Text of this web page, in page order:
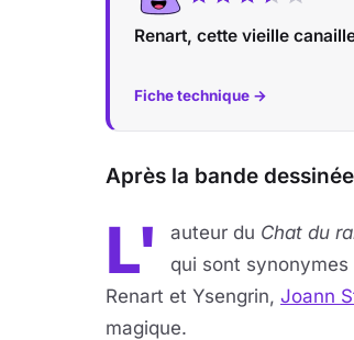
Renart, cette vieille
Fiche technique →
Après la bande
L' auteur du Chat du
qui sont
Renart et Ysengrin, Joann
magique.